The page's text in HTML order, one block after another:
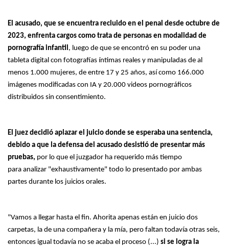
El acusado, que se encuentra recluido en el penal desde octubre de
2023, enfrenta cargos como trata de personas en modalidad de
pornografía infantil, luego de que se encontró en su poder una
tableta digital con fotografías íntimas reales y manipuladas de al
menos 1.000 mujeres, de entre 17 y 25 años, así como 166.000
imágenes modificadas con IA y 20.000 videos pornográficos
distribuidos sin consentimiento.
El juez decidió aplazar el juicio donde se esperaba una sentencia,
debido a que la defensa del acusado desistió de presentar más
pruebas, por lo que el juzgador ha requerido más tiempo
para analizar "exhaustivamente" todo lo presentado por ambas
partes durante los juicios orales.
"Vamos a llegar hasta el fin. Ahorita apenas están en juicio dos
carpetas, la de una compañera y la mía, pero faltan todavía otras seis,
entonces igual todavía no se acaba el proceso (...) si se logra la